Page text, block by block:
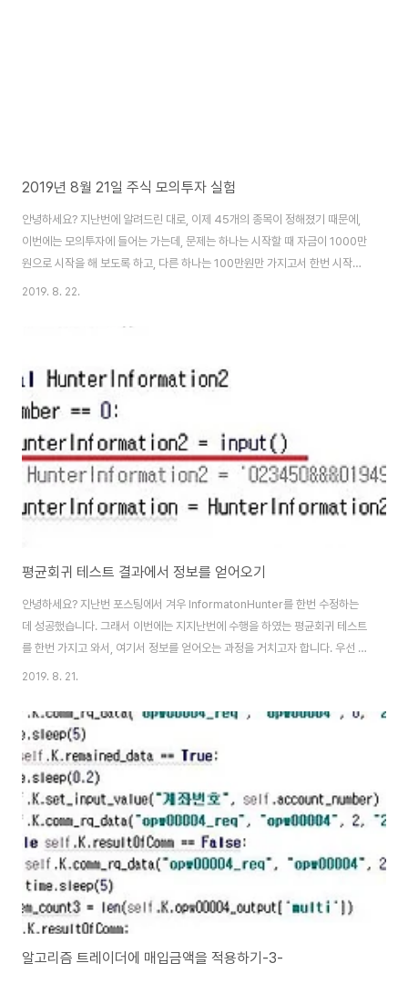
2019년 8월 21일 주식 모의투자 실험
안녕하세요? 지난번에 알려드린 대로, 이제 45개의 종목이 정해졌기 때문에,
이번에는 모의투자에 들어는 가는데, 문제는 하나는 시작할 때 자금이 1000만
원으로 시작을 해 보도록 하고, 다른 하나는 100만원만 가지고서 한번 시작해
보도록 하겠습니다. 일단 시작은 이렇게 하도록 하고, 다음으로 중요한 것은 이
위 스크린샷에서 보이는 것처럼 MyStockCodeList.txt라는 텍스트 문서 파
동 시켜서 45개나 되는 종목의 1분봉 차트를 모두 가지고 오도록 해 봅니다.
이렇게 해서 나온 데이터 베이스를 그냥 두지만 말고 복사해서 두번째 노트북..
2019. 8. 22.
평균회귀 테스트 결과에서 정보를 얻어오기
안녕하세요? 지난번 포스팅에서 겨우 InformatonHunter를 한번 수정하는
데 성공했습니다. 그래서 이번에는 지지난번에 수행을 하였는 평균회귀 테스트
를 한번 가지고 와서, 여기서 정보를 얻어오는 과정을 거치고자 합니다. 우선 테
스트를 위한 과정을 끝났기 때문에, 도로 원래의 input()명령어를 사용하기 위
이라면 고민인 것이 하나 있는데, 바로 위 스크린샷에서 볼 수 있는 것처럼 항상
5의 배수로 전체 코드의 숫자가 나누어 떨어지지 않으면, 에러가 발생하는 것
입니다. 그래서 코드가 없는 경우에는 위 스크린샷처럼 한번 가짜 코드를 넣어
보도록 합니다. 이제 코스피에서 가지고 왔는 종목의 코드를 가지고 와서, 위 스
크린샷처럼..
2019. 8. 21.
알고리즘 트레이더에 매입금액을 적용하기-3-